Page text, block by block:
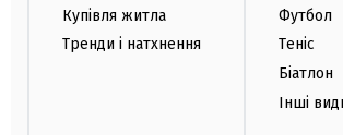
Купівля житла
Тренди і натхнення
Футбол
Теніс
Біатлон
Інші